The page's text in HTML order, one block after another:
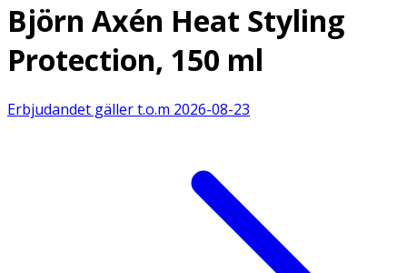
Björn Axén Heat Styling
Protection, 150 ml
Erbjudandet gäller t.o.m 2026-08-23